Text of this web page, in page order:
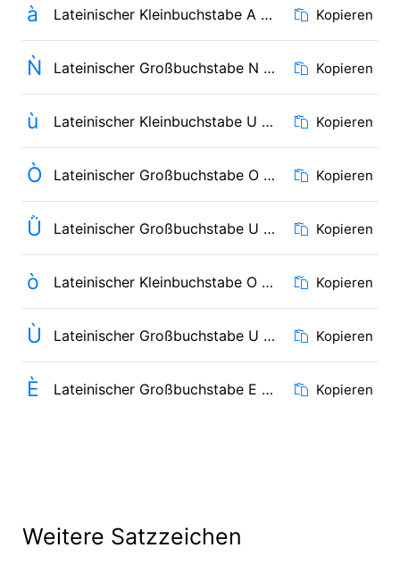
à Lateinischer Kleinbuchstabe A mit Gravis Kopieren
Ǹ Lateinischer Großbuchstabe N mit Gravis Kopieren
ù Lateinischer Kleinbuchstabe U mit Gravis Kopieren
Ò Lateinischer Großbuchstabe O mit Gravis Kopieren
Ǜ Lateinischer Großbuchstabe U mit Diaeresis Und Gravis Kopieren
ò Lateinischer Kleinbuchstabe O mit Gravis Kopieren
Ù Lateinischer Großbuchstabe U mit Gravis Kopieren
È Lateinischer Großbuchstabe E mit Gravis Kopieren
Weitere Satzzeichen